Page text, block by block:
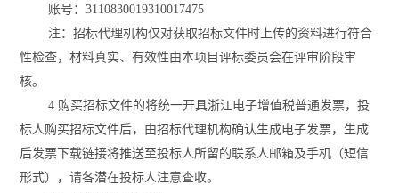
账号：3110830019310017475
注：招标代理机构仅对获取招标文件时上传的资料进行符合
性检查，材料真实、有效性由本项目评标委员会在评审阶段审
核。
4.购买招标文件的将统一开具浙江电子增值税普通发票，投
标人购买招标文件后，由招标代理机构确认生成电子发票，生成
后发票下载链接将推送至投标人所留的联系人邮箱及手机（短信
形式），请各潜在投标人注意查收。